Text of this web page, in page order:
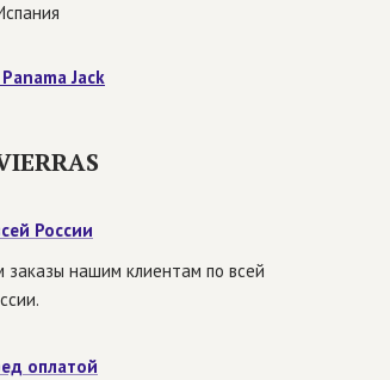
Jack
России
нашим клиентам по всей
оплатой